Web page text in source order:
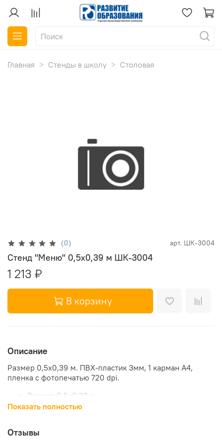
Главная Стенды в школу Столовая
(0) арт. ШК-3004
Стенд "Меню" 0,5x0,39 м ШК-3004
1 213 ₽
В корзину
Описание
Размер 0,5x0,39 м. ПВХ-пластик 3мм, 1 карман А4,
пленка с фотопечатью 720 dpi.
Размер 0,5x0,39 м
ПВХ-пластик 3мм
крепление для подвешивания на стену
Показать полностью
Отзывы